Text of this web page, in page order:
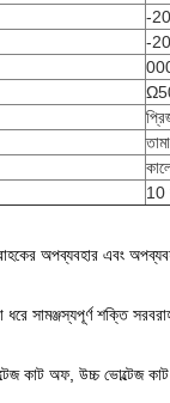
-
-
10
অপব্যবহার এবং
ধরে সামঞ্জস্যপূর্ণ শক্তি
কাট অফ, উচ্চ ভোল্টেজ কাট